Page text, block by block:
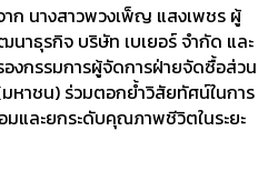
ก นางสาวพวงเพ็ญ แสงเพชร ผู้
าธุรกิจ บริษัท เบเยอร์ จำกัด และ
งกรรมการผู้จัดการฝ่ายจัดซื้อส่วน
หาชน) ร่วมตอกย้ำวิสัยทัศน์ในการ
และยกระดับคุณภาพชีวิตในระยะ